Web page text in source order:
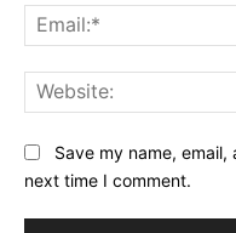
Save my name,
next time I comment.